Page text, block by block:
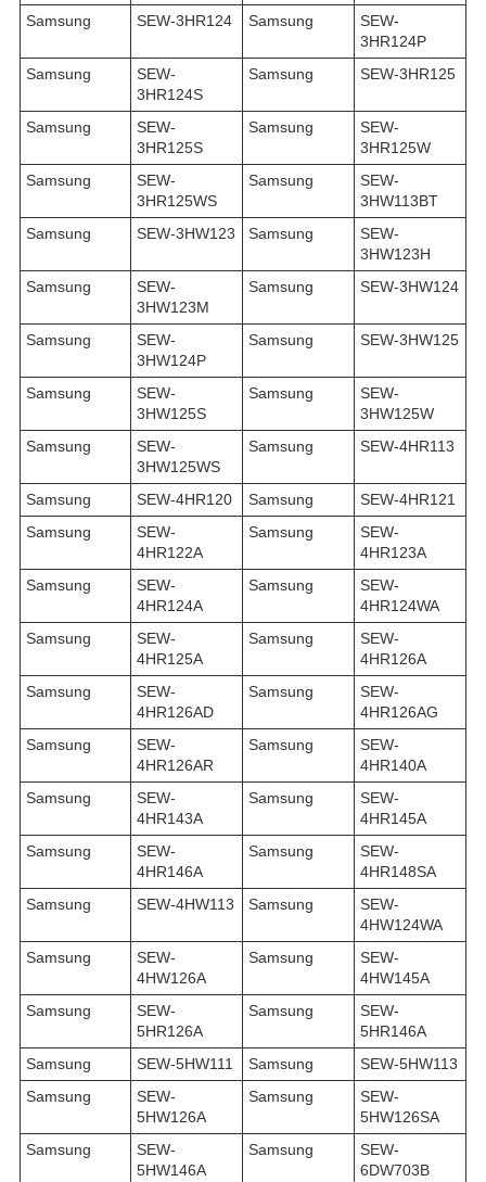
Samsung SEW-3HR124 Samsung
SEW-
3HR124P
Samsung
SEW-
3HR124S
Samsung SEW-3HR125
Samsung
SEW-
3HR125S
Samsung
SEW-
3HR125W
Samsung
SEW-
3HR125WS
Samsung
SEW-
3HW113BT
Samsung
SEW-3HW123 Samsung
SEW-
3HW123H
Samsung
SEW-
3HW123M
Samsung SEW-3HW124
Samsung
SEW-
3HW124P
Samsung SEW-3HW125
Samsung
SEW-
3HW125S
Samsung
SEW-
3HW125W
Samsung
SEW-
3HW125WS
Samsung SEW-4HR113
Samsung SEW-4HR120 Samsung
SEW-4HR121
Samsung
SEW-
4HR122A
Samsung
SEW-
4HR123A
Samsung
SEW-
4HR124A
Samsung
SEW-
4HR124WA
Samsung
SEW-
4HR125A
Samsung
SEW-
4HR126A
Samsung
SEW-
4HR126AD
Samsung
SEW-
4HR126AG
Samsung
SEW-
4HR126AR
Samsung
SEW-
4HR140A
Samsung
SEW-
4HR143A
Samsung
SEW-
4HR145A
Samsung
SEW-
4HR146A
Samsung
SEW-
4HR148SA
Samsung
SEW-4HW113 Samsung
SEW-
4HW124WA
Samsung
SEW-
4HW126A
Samsung
SEW-
4HW145A
Samsung
SEW-
5HR126A
Samsung
SEW-
5HR146A
Samsung
SEW-5HW111 Samsung
SEW-5HW113
Samsung
SEW-
5HW126A
Samsung
SEW-
5HW126SA
Samsung
SEW-
5HW146A
Samsung
SEW-
6DW703B